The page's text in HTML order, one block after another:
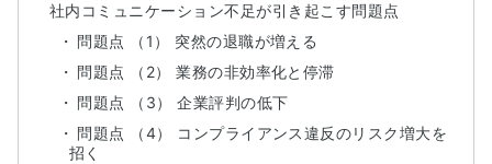
社内コミュニケーション不足が引き起こす問題点
問題点 （1） 突然の退職が増える
問題点 （2） 業務の非効率化と停滞
問題点 （3） 企業評判の低下
問題点 （4） コンプライアンス違反のリスク増大を
招く